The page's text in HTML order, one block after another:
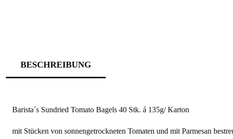
BESCHREIBUNG
Barista´s Sundried Tomato Bagels 40 Stk. á 135g/ Karton
mit Stücken von sonnengetrockneten Tomaten und mit Parmesan